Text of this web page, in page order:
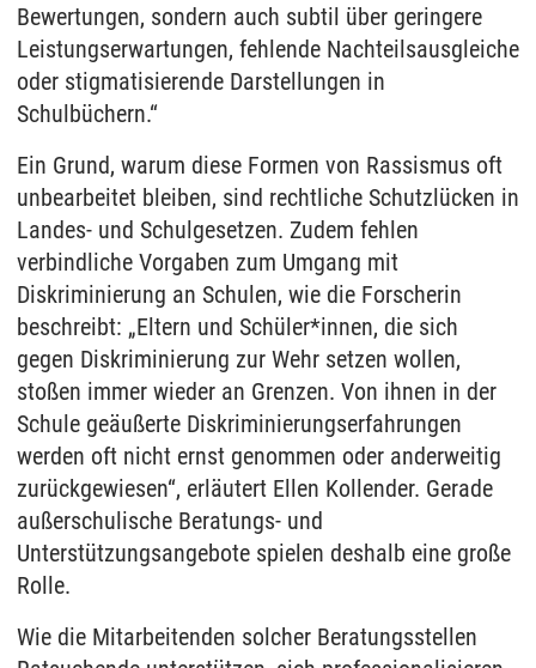
Bewertungen, sondern auch subtil über geringere
Leistungserwartungen, fehlende Nachteilsausgleiche
oder stigmatisierende Darstellungen in
Schulbüchern.“
Ein Grund, warum diese Formen von Rassismus oft
unbearbeitet bleiben, sind rechtliche Schutzlücken in
Landes- und Schulgesetzen. Zudem fehlen
verbindliche Vorgaben zum Umgang mit
Diskriminierung an Schulen, wie die Forscherin
beschreibt: „Eltern und Schüler*innen, die sich
gegen Diskriminierung zur Wehr setzen wollen,
stoßen immer wieder an Grenzen. Von ihnen in der
Schule geäußerte Diskriminierungserfahrungen
werden oft nicht ernst genommen oder anderweitig
zurückgewiesen“, erläutert Ellen Kollender. Gerade
außerschulische Beratungs- und
Unterstützungsangebote spielen deshalb eine große
Rolle.
Wie die Mitarbeitenden solcher Beratungsstellen